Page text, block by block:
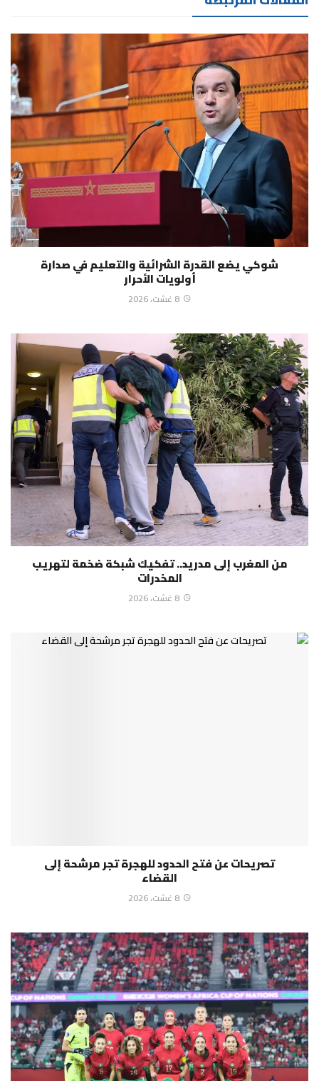
شوكي يضع القدرة الشرائية والتعليم في صدارة
أولويات الأحرار
8 غشت، 2026
من المغرب إلى مدريد.. تفكيك شبكة ضخمة لتهريب
المخدرات
8 غشت، 2026
تصريحات عن فتح الحدود للهجرة تجر مرشحة إلى
القضاء
8 غشت، 2026